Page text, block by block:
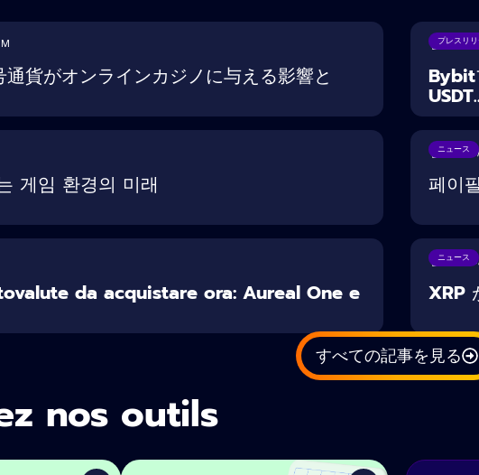
M
貨がオンラインカジノに与える影響と
プレスリリ
18/
Bybit
게임 환경의 미래
ニュース
30/
페이
da acquistare ora: Aureal One e
ニュース
22/
XRP
すべての記事を見る
nos outils